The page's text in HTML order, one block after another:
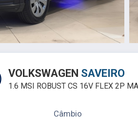
VOLKSWAGEN SAVEIRO
1.6 MSI ROBUST CS 16V FLEX 2P
Câmbio